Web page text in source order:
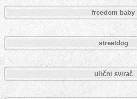
freedom baby
streetdog
ulični svirač